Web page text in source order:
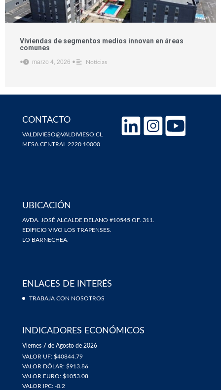
Viviendas de segmentos medios innovan en áreas
comunes
• marzo 4, 2026 • Noticias
CONTACTO
VALDIVIESO@VALDIVIESO.CL
MESA CENTRAL 2220 10000
UBICACIÓN
AVDA. JOSÉ ALCALDE DELANO #10545 OF. 311.
EDIFICIO VIVO LOS TRAPENSES.
LO BARNECHEA.
ENLACES DE INTERÉS
TRABAJA CON NOSOTROS
INDICADORES ECONÓMICOS
Viernes 7 de Agosto de 2026
VALOR UF: $40844.79
VALOR DÓLAR: $913.86
VALOR EURO: $1053.08
VALOR IPC: -0.2